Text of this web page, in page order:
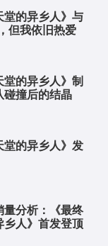
堂的异乡人》与
但我依旧热爱
堂的异乡人》制
碰撞后的结晶
堂的异乡人》发
分析：《最终
人》首发登顶